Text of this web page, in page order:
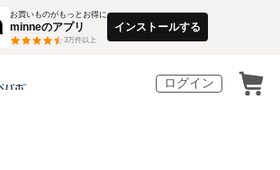
お買いものがもっとお得に
minneのアプリ
3万件以上
インストールする
ログイン